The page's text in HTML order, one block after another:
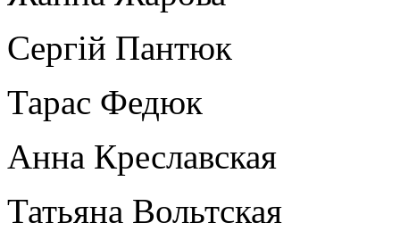
Сергій Пантюк
Тарас Федюк
Анна Креславская
Татьяна Вольтская